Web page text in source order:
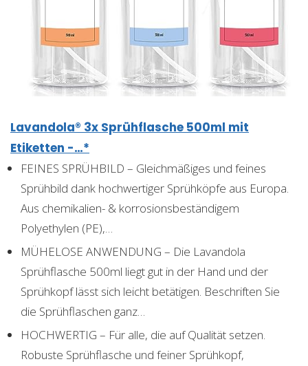
Lavandola® 3x Sprühflasche 500ml mit
Etiketten -…*
FEINES SPRÜHBILD – Gleichmäßiges und feines
Sprühbild dank hochwertiger Sprühköpfe aus Europa.
Aus chemikalien- & korrosionsbeständigem
Polyethylen (PE),…
MÜHELOSE ANWENDUNG – Die Lavandola
Sprühflasche 500ml liegt gut in der Hand und der
Sprühkopf lässt sich leicht betätigen. Beschriften Sie
die Sprühflaschen ganz…
HOCHWERTIG – Für alle, die auf Qualität setzen.
Robuste Sprühflasche und feiner Sprühkopf,